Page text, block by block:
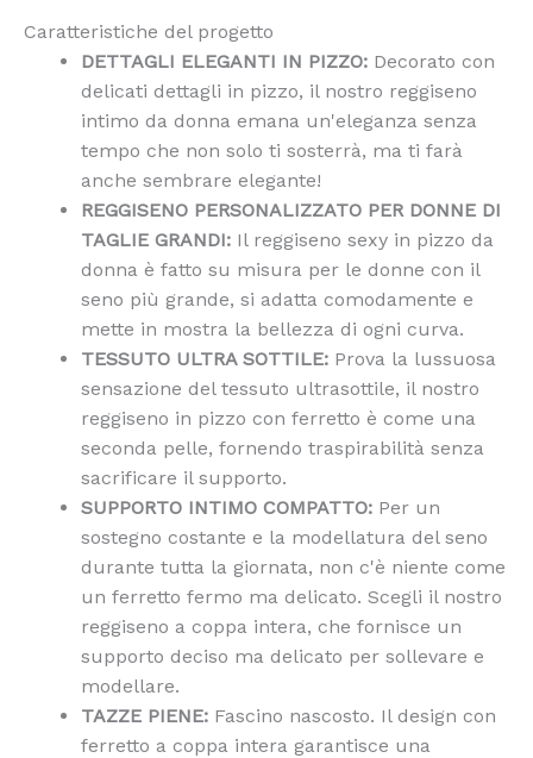
Caratteristiche del progetto
DETTAGLI ELEGANTI IN PIZZO: Decorato con
delicati dettagli in pizzo, il nostro reggiseno
intimo da donna emana un'eleganza senza
tempo che non solo ti sosterrà, ma ti farà
anche sembrare elegante!
REGGISENO PERSONALIZZATO PER DONNE DI
TAGLIE GRANDI: Il reggiseno sexy in pizzo da
donna è fatto su misura per le donne con il
seno più grande, si adatta comodamente e
mette in mostra la bellezza di ogni curva.
TESSUTO ULTRA SOTTILE: Prova la lussuosa
sensazione del tessuto ultrasottile, il nostro
reggiseno in pizzo con ferretto è come una
seconda pelle, fornendo traspirabilità senza
sacrificare il supporto.
SUPPORTO INTIMO COMPATTO: Per un
sostegno costante e la modellatura del seno
durante tutta la giornata, non c'è niente come
un ferretto fermo ma delicato. Scegli il nostro
reggiseno a coppa intera, che fornisce un
supporto deciso ma delicato per sollevare e
modellare.
TAZZE PIENE: Fascino nascosto. Il design con
ferretto a coppa intera garantisce una